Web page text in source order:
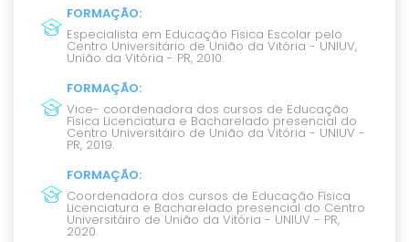
FORMAÇÃO:
Especialista em Educação Física Escolar pelo
Centro Universitário de União da Vitória - UNIUV,
União da Vitória - PR, 2010.
FORMAÇÃO:
Vice- coordenadora dos cursos de Educação
Física Licenciatura e Bacharelado presencial do
Centro Universitáiro de União da Vitória - UNIUV -
PR, 2019.
FORMAÇÃO:
Coordenadora dos cursos de Educação Física
Licenciatura e Bacharelado presencial do Centro
Universitáiro de União da Vitória - UNIUV - PR,
2020.